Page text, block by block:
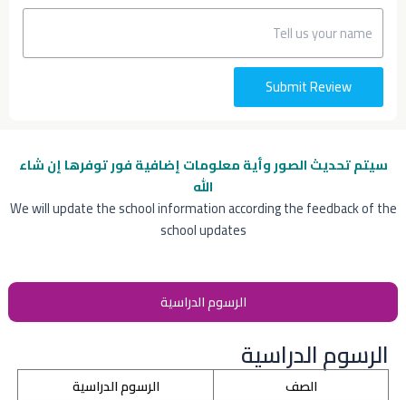
سيتم تحديث الصور وأية معلومات إضافيةفور توفرها إن شاء
الله
We will update the school information according the feedback of the
school updates
الرسوم الدراسية
الرسوم الدراسية
الصف
الرسوم الدراسية
Submit Review